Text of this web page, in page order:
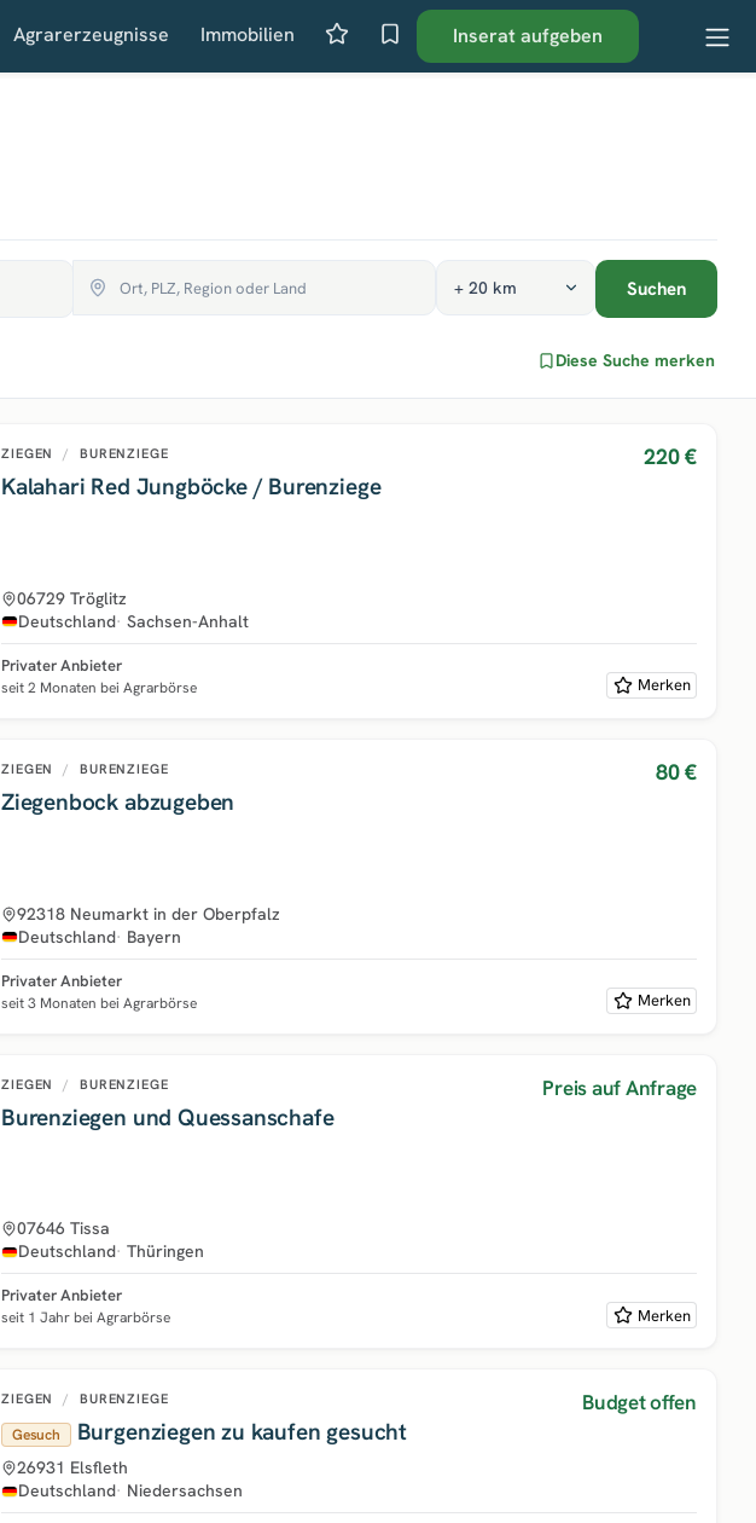
Agrarerzeugnisse Immobilien Inserat aufgeben
Suchen
Diese Suche merken
ZIEGEN / BURENZIEGE
Kalahari Red Jungböcke / Burenziege
220 €
06729 Tröglitz
Deutschland Sachsen-Anhalt
Privater Anbieter
seit 2 Monaten bei Agrarbörse Merken
ZIEGEN / BURENZIEGE
Ziegenbock abzugeben
80 €
92318 Neumarkt in der Oberpfalz
Deutschland Bayern
Privater Anbieter
seit 3 Monaten bei Agrarbörse Merken
ZIEGEN / BURENZIEGE
Burenziegen und Quessanschafe
Preis auf Anfrage
07646 Tissa
Deutschland Thüringen
Privater Anbieter
seit 1 Jahr bei Agrarbörse Merken
ZIEGEN / BURENZIEGE
Gesuch Burgenziegen zu kaufen gesucht
Budget offen
26931 Elsfleth
Deutschland Niedersachsen